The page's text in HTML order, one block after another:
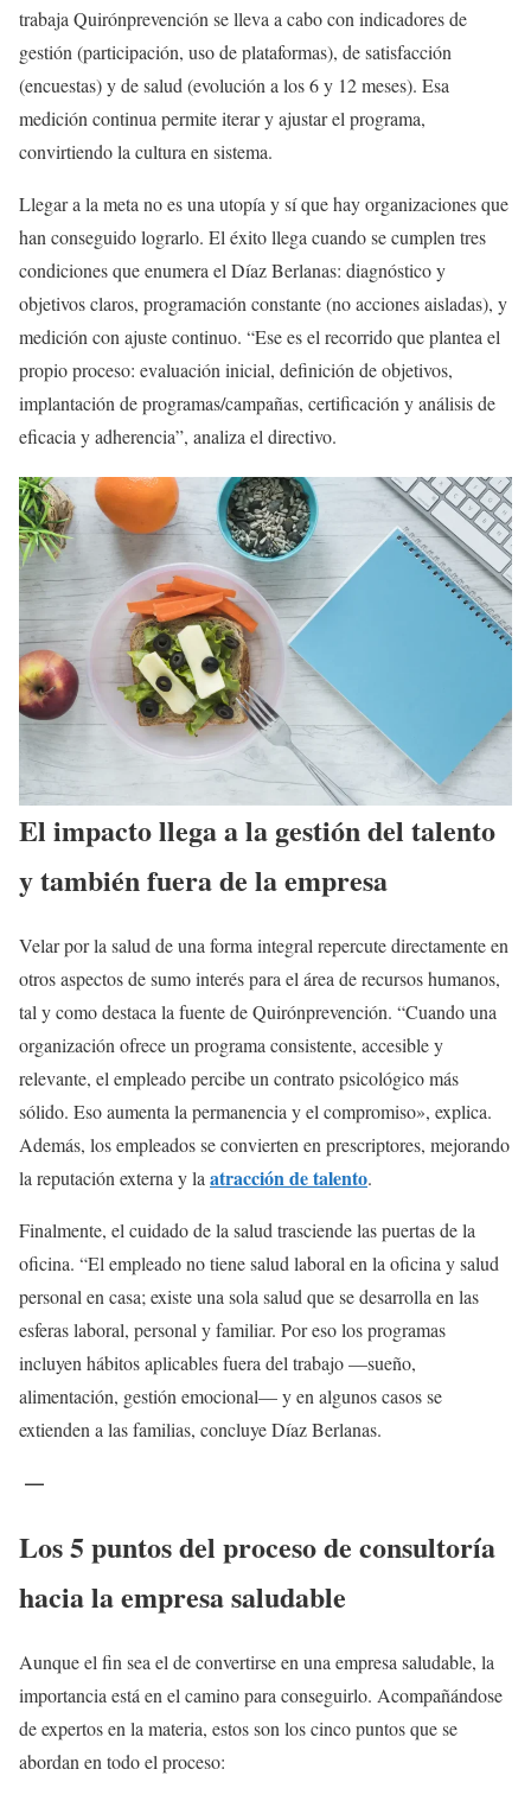
trabaja Quirónprevención se lleva a cabo con indicadores de
gestión (participación, uso de plataformas), de satisfacción
(encuestas) y de salud (evolución a los 6 y 12 meses). Esa
medición continua permite iterar y ajustar el programa,
convirtiendo la cultura en sistema.
Llegar a la meta no es una utopía y sí que hay organizaciones que
han conseguido lograrlo. El éxito llega cuando se cumplen tres
condiciones que enumera el Díaz Berlanas: diagnóstico y
objetivos claros, programación constante (no acciones aisladas), y
medición con ajuste continuo. “Ese es el recorrido que plantea el
propio proceso: evaluación inicial, definición de objetivos,
implantación de programas/campañas, certificación y análisis de
eficacia y adherencia”, analiza el directivo.
El impacto llega a la gestión del talento
y también fuera de la empresa
Velar por la salud de una forma integral repercute directamente en
otros aspectos de sumo interés para el área de recursos humanos,
tal y como destaca la fuente de Quirónprevención. “Cuando una
organización ofrece un programa consistente, accesible y
relevante, el empleado percibe un contrato psicológico más
sólido. Eso aumenta la permanencia y el compromiso», explica.
Además, los empleados se convierten en prescriptores, mejorando
la reputación externa y la atracción de talento.
Finalmente, el cuidado de la salud trasciende las puertas de la
oficina. “El empleado no tiene salud laboral en la oficina y salud
personal en casa; existe una sola salud que se desarrolla en las
esferas laboral, personal y familiar. Por eso los programas
incluyen hábitos aplicables fuera del trabajo —sueño,
alimentación, gestión emocional— y en algunos casos se
extienden a las familias, concluye Díaz Berlanas.
—
Los 5 puntos del proceso de consultoría
hacia la empresa saludable
Aunque el fin sea el de convertirse en una empresa saludable, la
importancia está en el camino para conseguirlo. Acompañándose
de expertos en la materia, estos son los cinco puntos que se
abordan en todo el proceso: